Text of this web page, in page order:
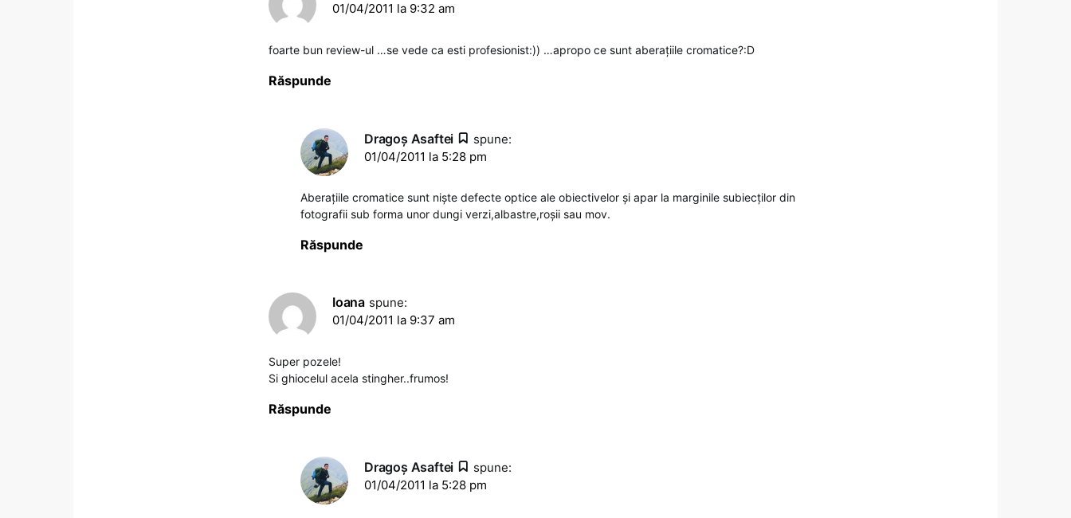
01/04/2011 la 9:32 am
foarte bun review-ul …se vede ca esti profesionist:)) …apropo ce sunt aberaţiile cromatice?:D
Răspunde
Dragoş Asaftei
spune:
01/04/2011 la 5:28 pm
Aberaţiile cromatice sunt nişte defecte optice ale obiectivelor şi apar la marginile subiecţilor din
fotografii sub forma unor dungi verzi,albastre,roşii sau mov.
Răspunde
Ioana spune:
01/04/2011 la 9:37 am
Super pozele!
Si ghiocelul acela stingher..frumos!
Răspunde
Dragoş Asaftei
spune:
01/04/2011 la 5:28 pm